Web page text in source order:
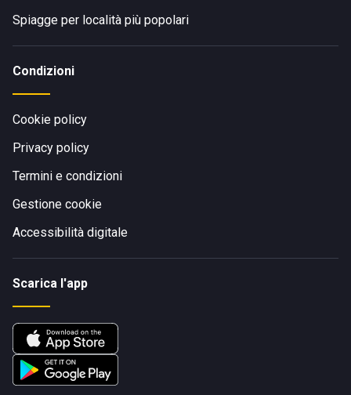
Spiagge per località più popolari
Condizioni
Cookie policy
Privacy policy
Termini e condizioni
Gestione cookie
Accessibilità digitale
Scarica l'app